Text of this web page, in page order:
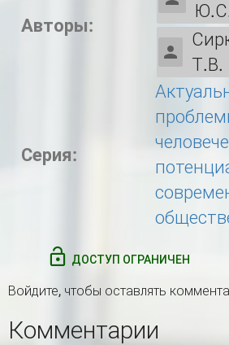
Авторы:
Т.В.
Серия:
ДОСТУП ОГРАНИЧЕН
Войдите, чтобы оставлять
Комментарии